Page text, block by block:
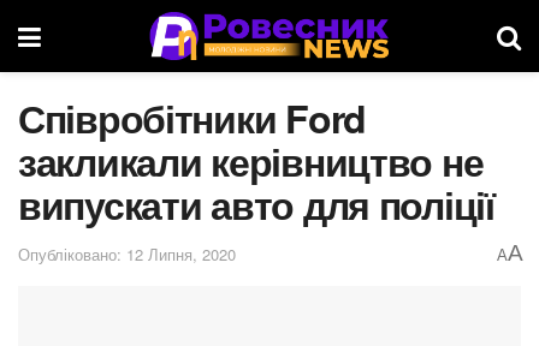
Співробітники Ford
закликали керівництво не
випускати авто для поліції
Опубліковано: 12 Липня, 2020 AA